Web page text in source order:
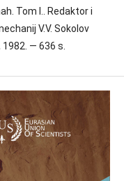
Tom I.. Redaktor i
V.V. Sokolov
1982. — 636 s.